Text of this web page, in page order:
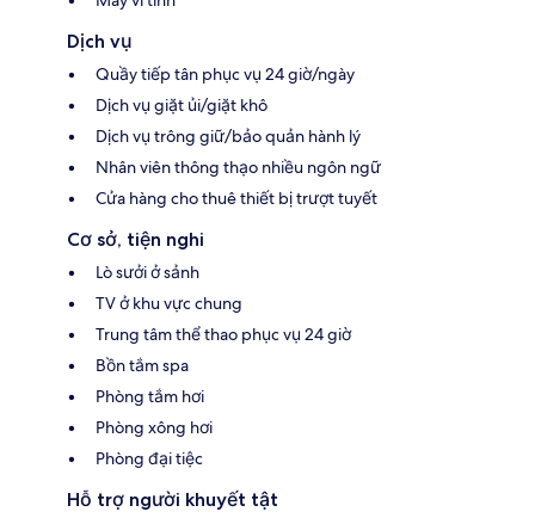
Dịch vụ
Quầy tiếp tân phục vụ 24 giờ/ngày
Dịch vụ giặt ủi/giặt khô
Dịch vụ trông giữ/bảo quản hành lý
Nhân viên thông thạo nhiều ngôn ngữ
Cửa hàng cho thuê thiết bị trượt tuyết
Cơ sở, tiện nghi
Lò sưởi ở sảnh
TV ở khu vực chung
Trung tâm thể thao phục vụ 24 giờ
Bồn tắm spa
Phòng tắm hơi
Phòng xông hơi
Phòng đại tiệc
Hỗ trợ người khuyết tật